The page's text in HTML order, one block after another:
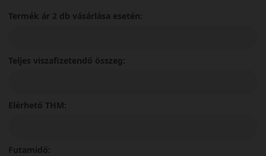
Termék ár 2 db vásárlása esetén:
Teljes viszafizetendő összeg:
Elérhető THM:
Futamidő: